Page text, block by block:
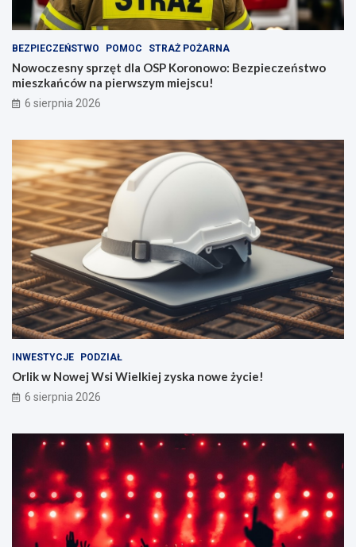
BEZPIECZEŃSTWO POMOC STRAŻ POŻARNA
Nowoczesny sprzęt dla OSP Koronowo: Bezpieczeństwo
mieszkańców na pierwszym miejscu!
6 sierpnia 2026
INWESTYCJE PODZIAŁ
Orlik w Nowej Wsi Wielkiej zyska nowe życie!
6 sierpnia 2026